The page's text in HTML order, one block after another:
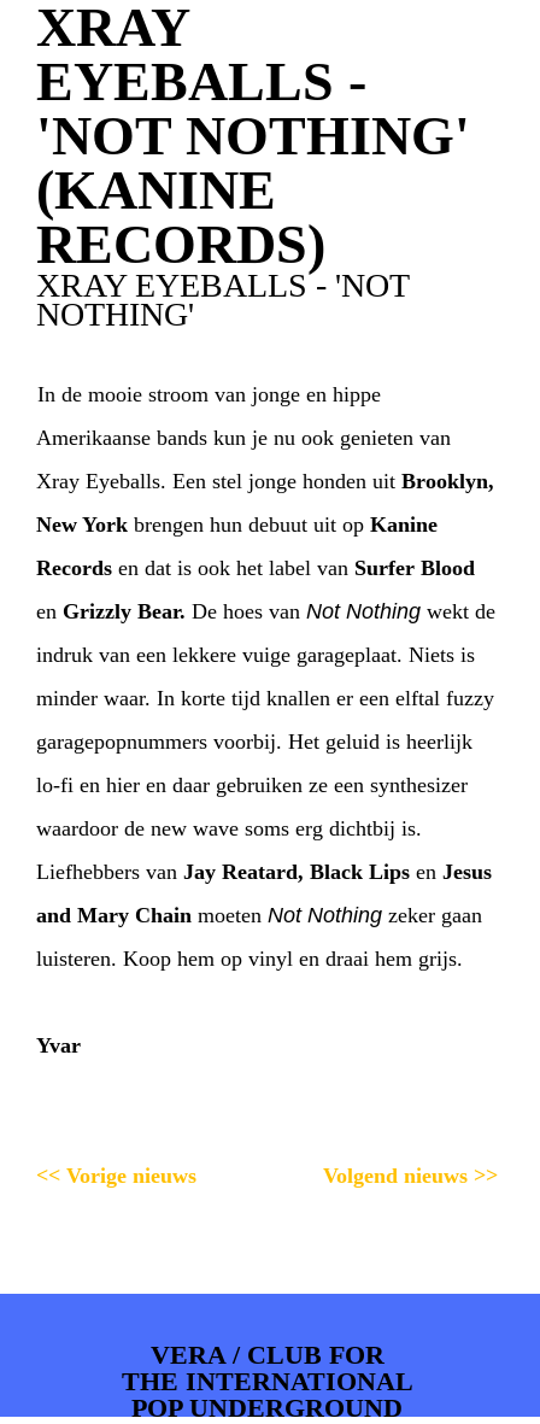
HOMEAGENDAARTDIVISION
MY TICKETS
XRAY
EYEBALLS -
'NOT NOTHING'
(KANINE
RECORDS)
XRAY EYEBALLS - 'NOT
NOTHING'
In de mooie stroom van jonge en hippe
Amerikaanse bands kun je nu ook genieten van
Xray Eyeballs. Een stel jonge honden uit Brooklyn,
New York brengen hun debuut uit op Kanine
Records en dat is ook het label van Surfer Blood
en Grizzly Bear. De hoes van Not Nothing wekt de
indruk van een lekkere vuige garageplaat. Niets is
minder waar. In korte tijd knallen er een elftal fuzzy
garagepopnummers voorbij. Het geluid is heerlijk
lo-fi en hier en daar gebruiken ze een synthesizer
waardoor de new wave soms erg dichtbij is.
Liefhebbers van Jay Reatard, Black Lips en Jesus
and Mary Chain moeten Not Nothing zeker gaan
luisteren. Koop hem op vinyl en draai hem grijs.
Yvar
<< Vorige nieuws Volgend nieuws >>
VERA / CLUB FOR
THE INTERNATIONAL
POP UNDERGROUND